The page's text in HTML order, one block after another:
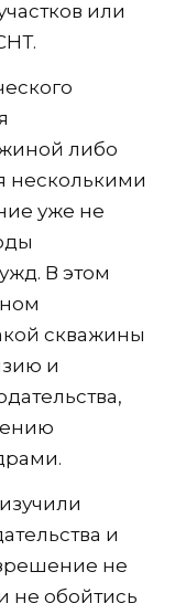
или
либо
несколькими
уже не
В этом
скважины
и
и
не
не обойтись